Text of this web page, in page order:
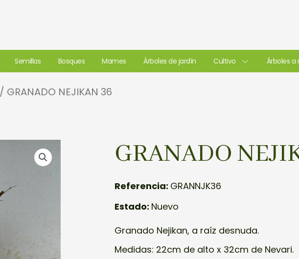
Semillas Bosques Mames Árboles de jardín Cultivo Árboles a
/ GRANADO NEJIKAN 36
GRANADO
Referencia: GRANNJK36
Estado: Nuevo
Granado Nejikan, a raíz desnuda.
Medidas: 22cm de alto x 32cm de Nevari.